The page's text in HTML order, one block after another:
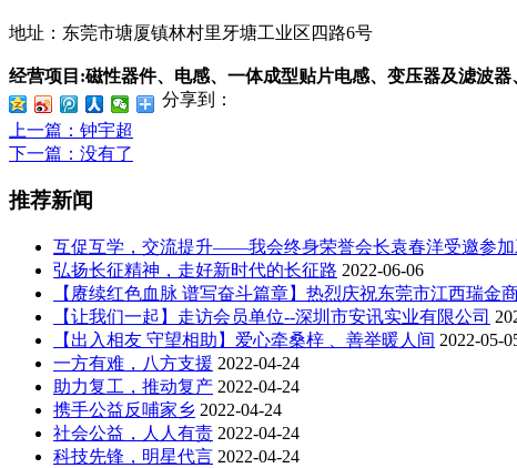
地址：东莞市塘厦镇林村里牙塘工业区四路6号
经营项目:磁性器件、电感、一体成型贴片电感、变压器及滤波
分享到：
上一篇 ：钟宇超
下一篇 ：没有了
推荐新闻
互促互学，交流提升——我会终身荣誉会长袁春洋受邀参
弘扬长征精神，走好新时代的长征路 2022-06-06
【赓续红色血脉 谱写奋斗篇章】热烈庆祝东莞市江西瑞金
【让我们一起】走访会员单位--深圳市安讯实业有限公司
【出入相友 守望相助】爱心牵桑梓 、善举暖人间 2022-05-
一方有难，八方支援 2022-04-24
助力复工，推动复产 2022-04-24
携手公益反哺家乡 2022-04-24
社会公益，人人有责 2022-04-24
科技先锋，明星代言 2022-04-24